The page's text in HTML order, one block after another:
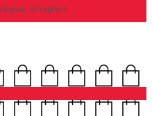
giver vi fragten!